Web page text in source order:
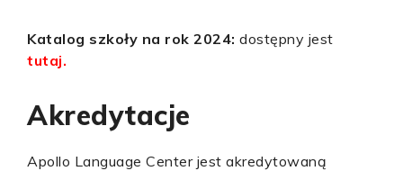
Katalog szkoły na rok 2024: dostępny jest
tutaj.
Akredytacje
Apollo Language Center jest akredytowaną